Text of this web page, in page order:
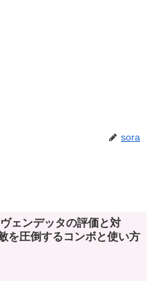
sora
ェンデッタの評価と対
を圧倒するコンボと使い方